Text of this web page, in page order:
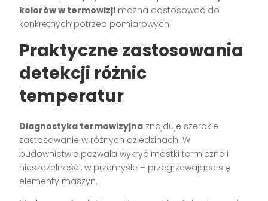
kolorów w termowizji można dostosować do
konkretnych potrzeb pomiarowych.
Praktyczne zastosowania
detekcji różnic
temperatur
Diagnostyka termowizyjna znajduje szerokie
zastosowanie w różnych dziedzinach. W
budownictwie pozwala wykryć mostki termiczne i
nieszczelności, w przemyśle – przegrzewające się
elementy maszyn.